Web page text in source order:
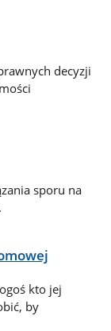
decyzji
sporu na
kto jej
by